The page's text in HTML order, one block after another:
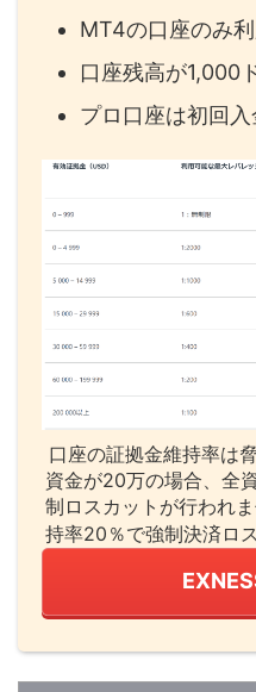
MT4の口座のみ
口座残高が1,000
プロ口座は初回
口座の証拠金維持率は
資金が20万の場合、全
制ロスカットが行われ
持率20％で強制決済ロ